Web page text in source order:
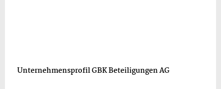
Unternehmensprofil GBK Beteiligungen AG